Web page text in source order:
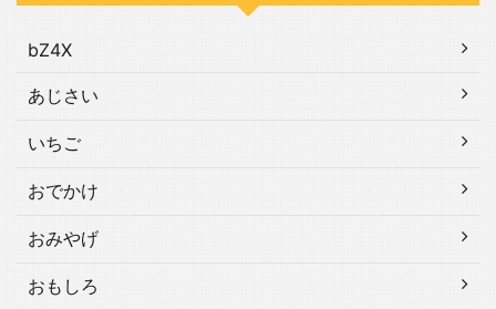
bZ4X
あじさい
いちご
おでかけ
おみやげ
おもしろ